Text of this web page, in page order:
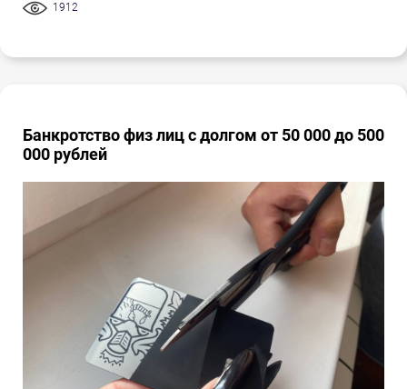
1912
Банкротство физ лиц с долгом от 50 000 до 500
000 рублей